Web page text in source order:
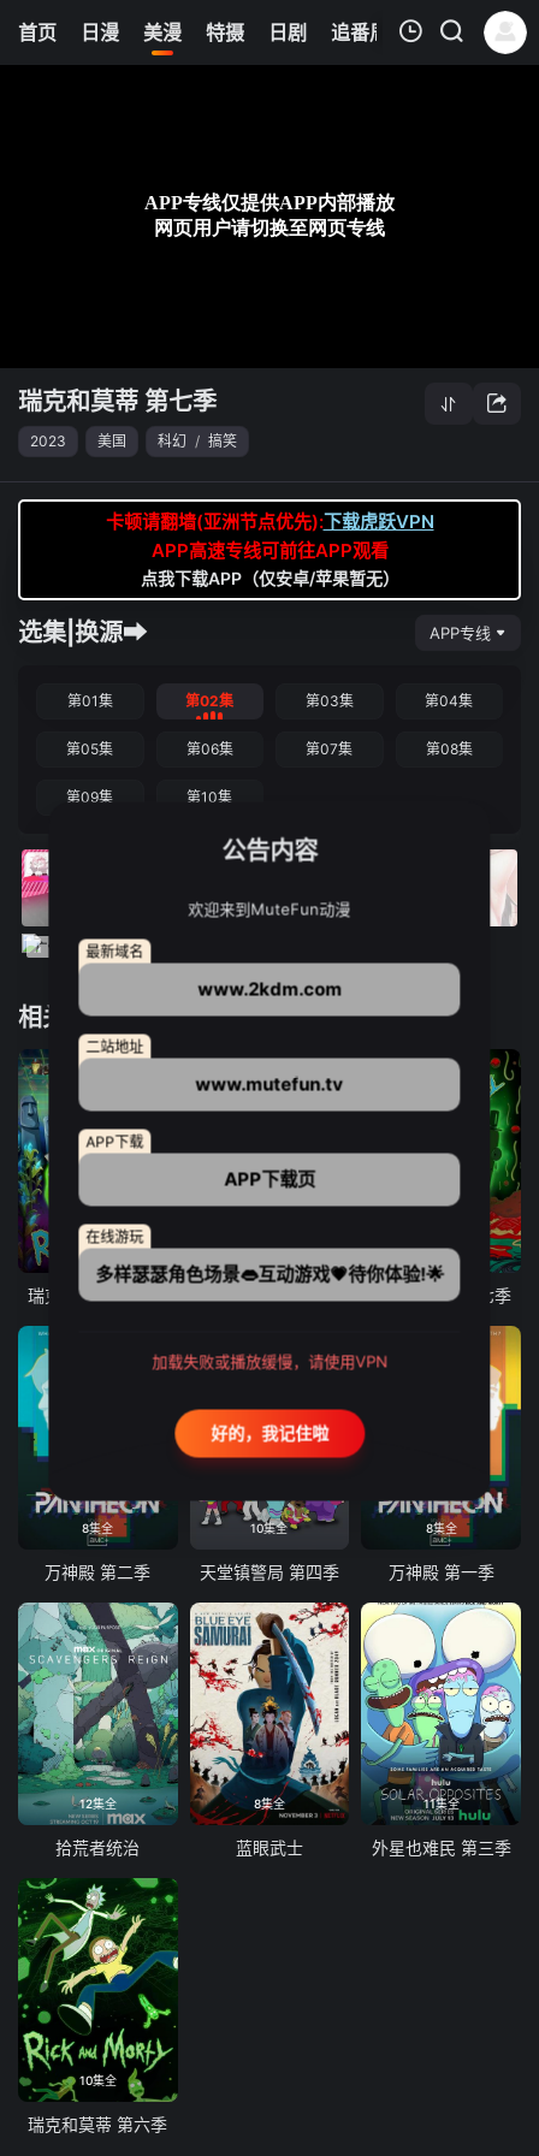
首页 日漫 美漫 特摄 日剧 追番周表 今日更新
0
清空
瑞克和莫蒂 第七季
2023 美国 科幻 / 搞笑
卡顿请翻墙(亚洲节点优先):下载虎跃VPN
APP高速专线可前往APP观看
点我下载APP（仅安卓/苹果暂无）
选集|换源➡ APP专线
第01集 第02集 第03集 第04集
第05集 第06集 第07集 第08集
第09集 第10集
相关推荐
10集全
瑞克和莫蒂 第八季
9集全 10集全
瑞克和莫蒂 第七季
8集全
万神殿 第二季
10集全
天堂镇警局 第四季
8集全
万神殿 第一季
12集全
拾荒者统治
8集全
蓝眼武士
11集全
外星也难民 第三季
10集全
瑞克和莫蒂 第六季
公告内容
欢迎来到MuteFun动漫
最新域名
www.2kdm.com
二站地址
www.mutefun.tv
APP下载
APP下载页
在线游玩
多样瑟瑟角色场景👄互动游戏💗待你体验!🌟
加载失败或播放缓慢，请使用VPN
好的，我记住啦